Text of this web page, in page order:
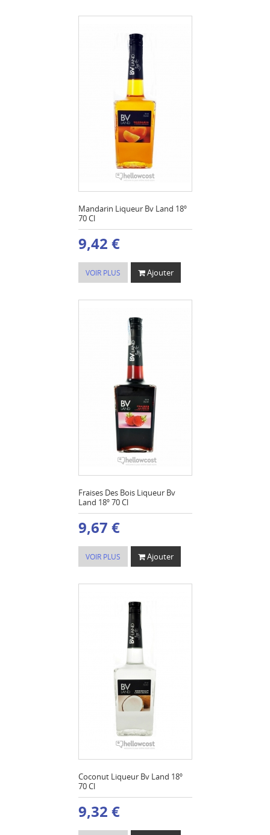
Mandarin Liqueur Bv Land 18º
70 Cl
9,42 €
VOIR PLUS Ajouter
Fraises Des Bois Liqueur Bv
Land 18º 70 Cl
9,67 €
VOIR PLUS Ajouter
Coconut Liqueur Bv Land 18º
70 Cl
9,32 €